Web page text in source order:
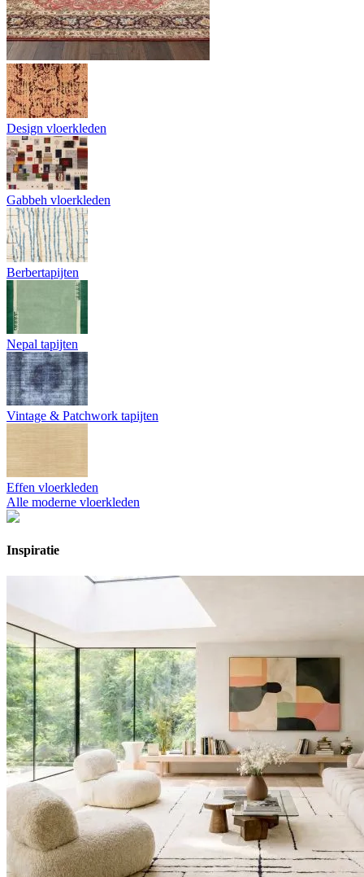
Design vloerkleden
Gabbeh vloerkleden
Berbertapijten
Nepal tapijten
Vintage & Patchwork tapijten
Effen vloerkleden
Alle moderne vloerkleden
Inspiratie